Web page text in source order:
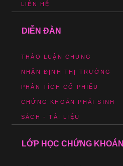
LIÊN HỆ
DIỄN ĐÀN
THẢO LUẬN CHUNG
NHẬN ĐỊNH THỊ TRƯỜNG
PHÂN TÍCH CỔ PHIẾU
CHỨNG KHOÁN PHÁI SINH
SÁCH - TÀI LIỆU
LỚP HỌC CHỨNG KHOÁN